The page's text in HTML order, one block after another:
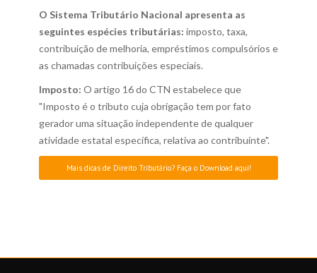
O Sistema Tributário Nacional apresenta as
seguintes espécies tributárias: imposto, taxa,
contribuição de melhoria, empréstimos compulsórios e
as chamadas contribuições especiais.
Imposto: O artigo 16 do CTN estabelece que
"Imposto é o tributo cuja obrigação tem por fato
gerador uma situação independente de qualquer
atividade estatal específica, relativa ao contribuinte".
Mais dicas de Direito Tributário? Faça o Download aqui!